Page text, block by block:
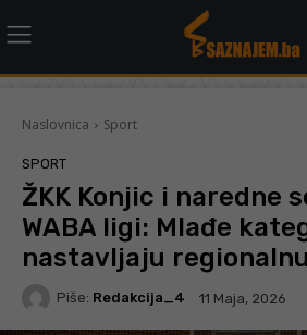
Naslovnica Sport
SPORT
ŽKK Konjic i naredne
WABA ligi: Mlađe
nastavljaju
Piše: Redakcija_4 11 Maja, 2026